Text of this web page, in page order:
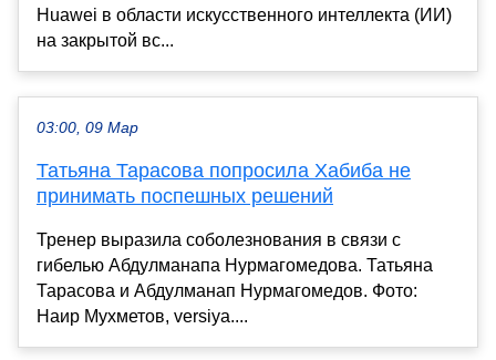
Huawei в области искусственного интеллекта (ИИ)
на закрытой вс...
03:00, 09 Мар
Татьяна Тарасова попросила Хабиба не
принимать поспешных решений
Тренер выразила соболезнования в связи с
гибелью Абдулманапа Нурмагомедова. Татьяна
Тарасова и Абдулманап Нурмагомедов. Фото:
Наир Мухметов, versiya....